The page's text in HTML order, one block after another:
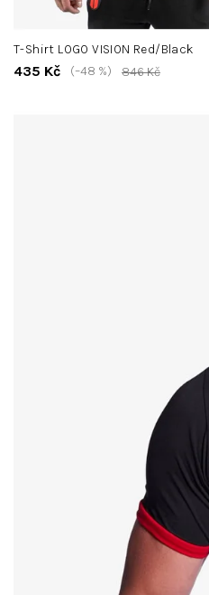
T-Shirt LOGO VISION Red/Black
435 Kč 846 Kč
(–48 %)